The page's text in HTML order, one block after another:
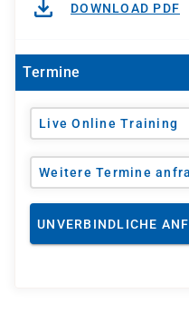
DOWNLOAD PDF
Termine
Live Online Training
Weitere Termine
UNVERBINDLICHE